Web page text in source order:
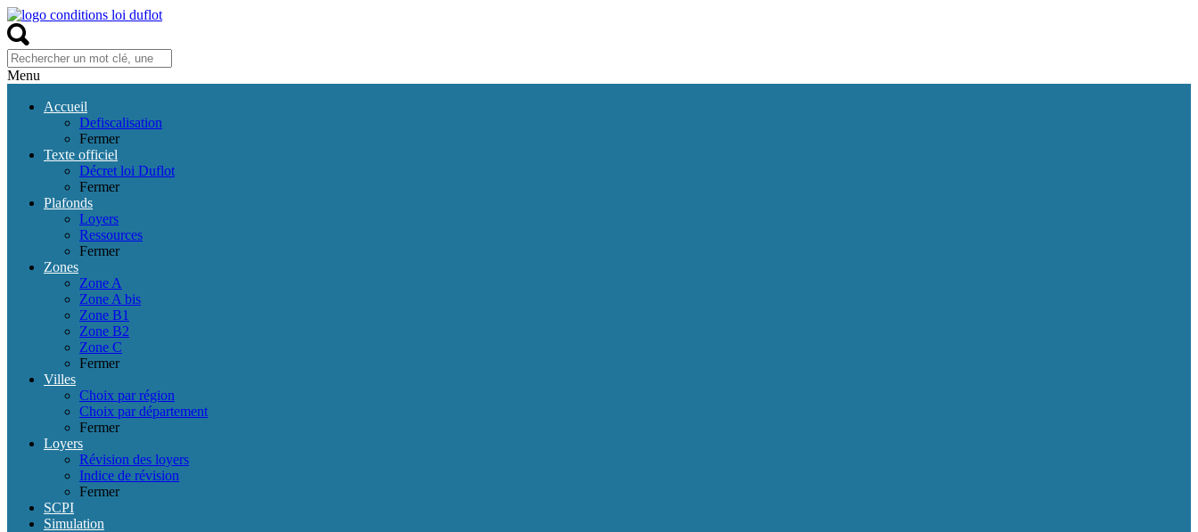
Menu
Accueil
Defiscalisation
Fermer
Texte officiel
Décret loi Duflot
Fermer
Plafonds
Loyers
Ressources
Fermer
Zones
Zone A
Zone A bis
Zone B1
Zone B2
Zone C
Fermer
Villes
Choix par région
Choix par département
Fermer
Loyers
Révision des loyers
Indice de révision
Fermer
SCPI
Simulation